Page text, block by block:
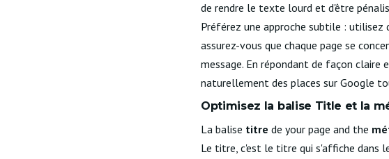
de rendre le texte lourd et d'être
Préférez une approche subtile :
assurez-vous que chaque page se
message. En répondant de façon
naturellement des places sur Google
Optimisez la balise Title et la
La balise titre de your page and the
Le titre, c'est le titre qui s'affiche dans